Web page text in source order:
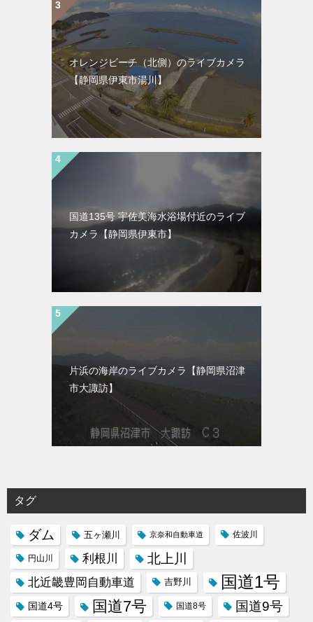
オレンジビーチ（北側）のライブカメラ
【静岡県伊東市湯川】
国道135号 宇佐美海水浴場付近のライブ
カメラ【静岡県伊東市】
片浜の海岸のライブカメラ【静岡県沼津
市大諏訪】
タグ
ダム 五ヶ瀬川 京奈和自動車道 佐波川
円山川 利根川 北上川
北近畿豊岡自動車道 吉野川 国道1号
国道4号 国道7号 国道8号 国道9号